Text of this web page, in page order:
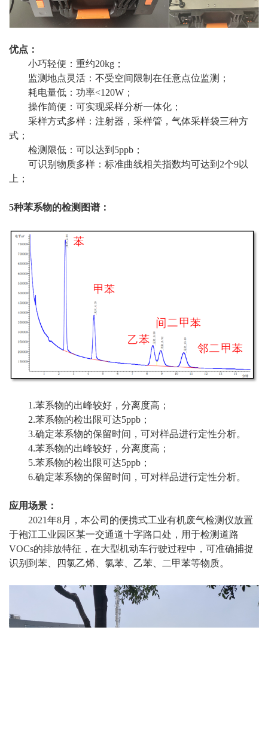
优点：
小巧轻便：重约20kg；
监测地点灵活：不受空间限制在任意点位监测；
耗电量低：功率<120W；
操作简便：可实现采样分析一体化；
采样方式多样：注射器，采样管，气体采样袋三种方
式；
检测限低：可以达到5ppb；
可识别物质多样：标准曲线相关指数均可达到2个9以
上；
5种苯系物的检测图谱：
1.苯系物的出峰较好，分离度高；
2.苯系物的检出限可达5ppb；
3.确定苯系物的保留时间，可对样品进行定性分析。
4.苯系物的出峰较好，分离度高；
5.苯系物的检出限可达5ppb；
6.确定苯系物的保留时间，可对样品进行定性分析。
应用场景：
2021年8月，本公司的便携式工业有机废气检测仪放置
于袍江工业园区某一交通道十字路口处，用于检测道路
VOCs的排放特征，在大型机动车行驶过程中，可准确捕捉
识别到苯、四氯乙烯、氯苯、乙苯、二甲苯等物质。